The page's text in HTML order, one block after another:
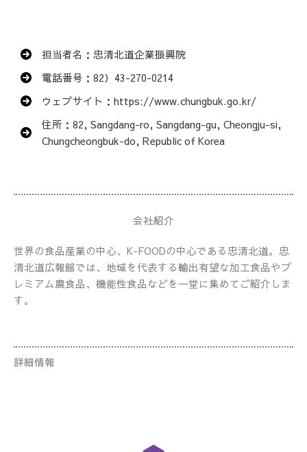
担当者名：忠清北道企業振興院
電話番号：82）43-270-0214
ウェブサイト：https://www.chungbuk.go.kr/
住所：82, Sangdang-ro, Sangdang-gu, Cheongju-si,
Chungcheongbuk-do, Republic of Korea
会社紹介
世界の食品産業の中心、K-FOODの中心である忠清北道。忠
清北道広報館では、地域を代表する輸出有望な加工食品やプ
レミアム農食品、機能性食品などを一堂に集めてご紹介しま
す。
詳細情報